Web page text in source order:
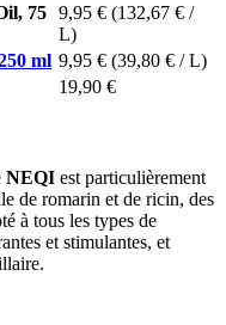
75 9,95 € (132,67 € /
L)
ml 9,95 € (39,80 € / L)
19,90 €
NEQI est particulièrement
de romarin et de ricin, des
à tous les types de
et stimulantes, et